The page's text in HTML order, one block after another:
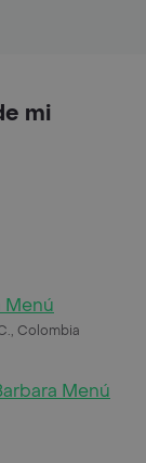
mi
Menú
Colombia
Menú